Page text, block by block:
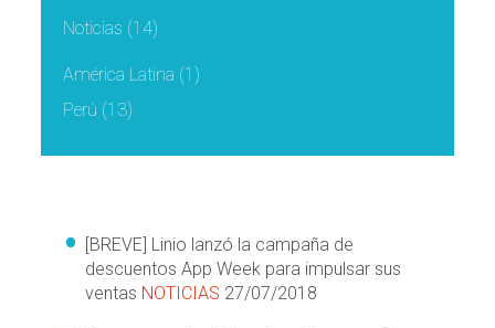
Noticias (14)
América Latina (1)
Perú (13)
[BREVE] Linio lanzó la campaña de
descuentos App Week para impulsar sus
ventas NOTICIAS 27/07/2018